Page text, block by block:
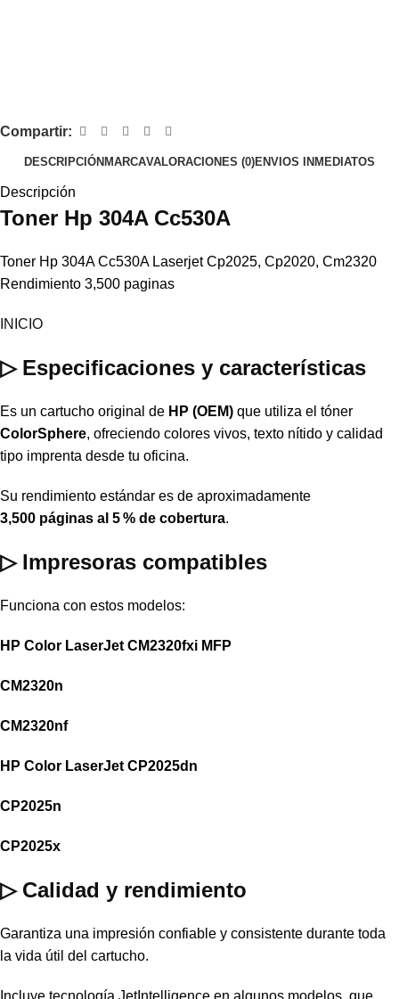
Compartir:
DESCRIPCIÓN MARCAVALORACIONES (0)ENVIOS INMEDIATOS
Descripción
Toner Hp 304A Cc530A
Toner Hp 304A Cc530A Laserjet Cp2025, Cp2020, Cm2320
Rendimiento 3,500 paginas
INICIO
▷ Especificaciones y características
Es un cartucho original de HP (OEM) que utiliza el tóner
ColorSphere, ofreciendo colores vivos, texto nítido y calidad
tipo imprenta desde tu oficina.
Su rendimiento estándar es de aproximadamente
3,500 páginas al 5 % de cobertura.
▷ Impresoras compatibles
Funciona con estos modelos:
HP Color LaserJet CM2320fxi MFP
CM2320n
CM2320nf
HP Color LaserJet CP2025dn
CP2025n
CP2025x
▷ Calidad y rendimiento
Garantiza una impresión confiable y consistente durante toda
la vida útil del cartucho.
Incluye tecnología JetIntelligence en algunos modelos, que